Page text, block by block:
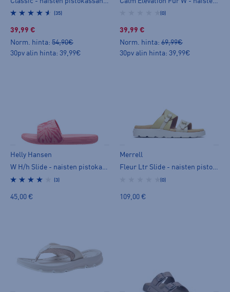
(35)
39,99 €
Norm. hinta: 54,90€
30pv alin hinta: 39,99€
(0)
39,99 €
Norm. hinta: 69,99€
30pv alin hinta: 39,99€
Helly Hansen
W H/h Slide - naisten pistokassandaalit
(3)
45,00 €
Merrell
Fleur Ltr Slide - naisten pistokassandaalit
(0)
109,00 €